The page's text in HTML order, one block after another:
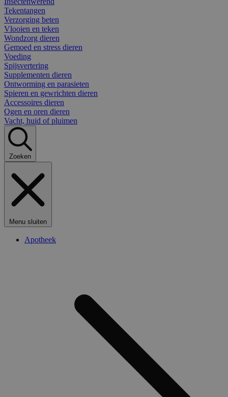
Tekentangen
Verzorging beten
Vlooien en teken
Wondzorg dieren
Gemoed en stress dieren
Voeding
Spijsvertering
Supplementen dieren
Ontworming en parasieten
Spieren en gewrichten dieren
Accessoires dieren
Ogen en oren dieren
Vacht, huid of pluimen
Zoeken
Menu sluiten
Apotheek